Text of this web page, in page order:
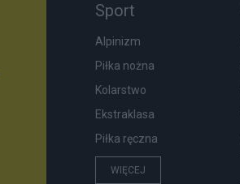
Sport
Alpinizm
Piłka nożna
Kolarstwo
Ekstraklasa
Piłka ręczna
WIĘCEJ